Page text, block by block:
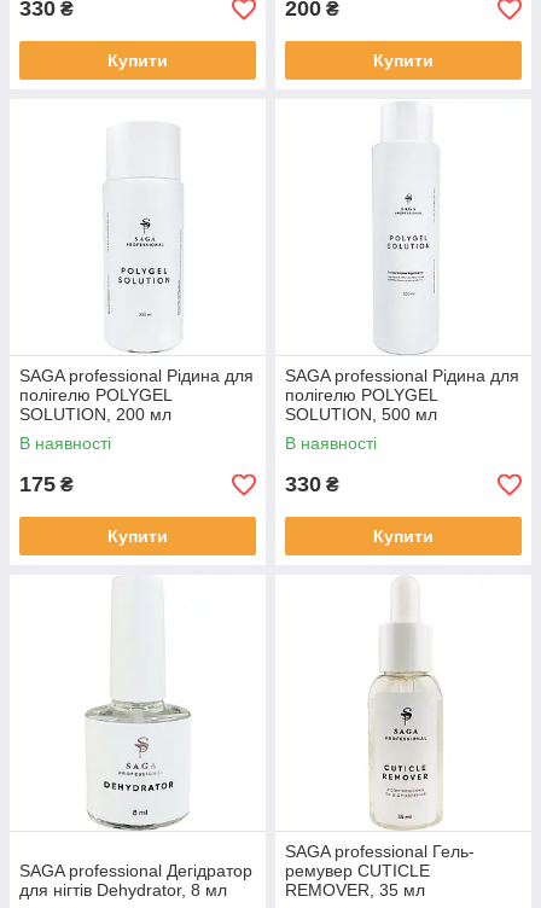
330 ₴
Купити
200 ₴
Купити
SAGA professional Рідина для
полігелю POLYGEL
SOLUTION, 200 мл
В наявності
175 ₴
Купити
SAGA professional Рідина для
полігелю POLYGEL
SOLUTION, 500 мл
В наявності
330 ₴
Купити
SAGA professional Дегідратор
для нігтів Dehydrator, 8 мл
SAGA professional Гель-
ремувер CUTICLE
REMOVER, 35 мл